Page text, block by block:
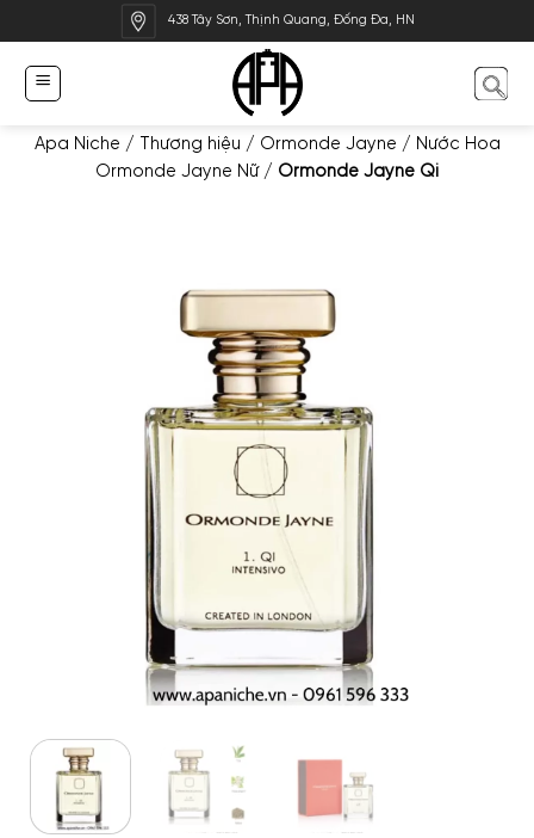
qua
dung
438 Tây Sơn, Thịnh Quang, Đống Đa, HN
Apa Niche / Thương hiệu / Ormonde Jayne / Nước Hoa
Ormonde Jayne Nữ/ Ormonde Jayne Qi